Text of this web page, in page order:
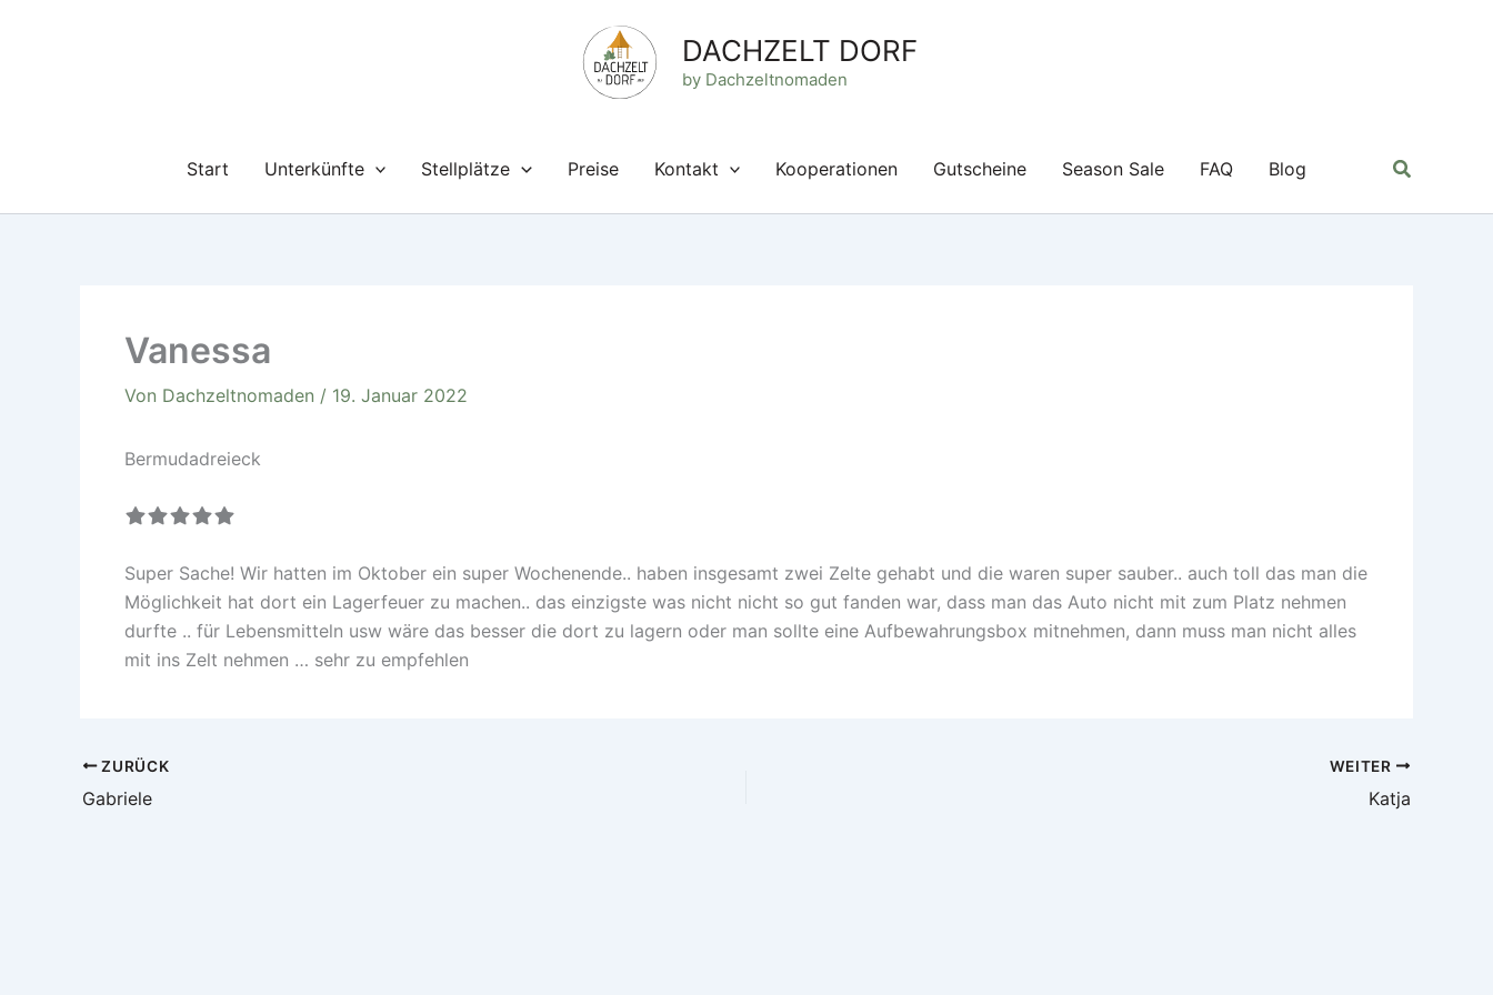
DACHZELT DORF
by Dachzeltnomaden
Start Unterkünfte Stellplätze Preise Kontakt Kooperationen Gutscheine Season Sale FAQ Blog Suchen
Vanessa
Von Dachzeltnomaden / 19. Januar 2022
Bermudadreieck
Super Sache! Wir hatten im Oktober ein super Wochenende.. haben insgesamt zwei Zelte gehabt und die waren super sauber.. auch toll das man die
Möglichkeit hat dort ein Lagerfeuer zu machen.. das einzigste was nicht nicht so gut fanden war, dass man das Auto nicht mit zum Platz nehmen
durfte .. für Lebensmitteln usw wäre das besser die dort zu lagern oder man sollte eine Aufbewahrungsbox mitnehmen, dann muss man nicht alles
mit ins Zelt nehmen … sehr zu empfehlen
ZURÜCK
Gabriele
WEITER
Katja